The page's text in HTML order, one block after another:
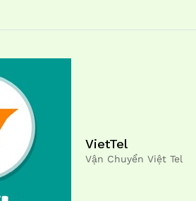
VietTel
Vận Chuyển Việt Tel